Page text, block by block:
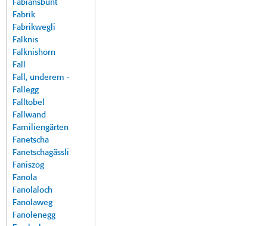
Fabiansbünt
Fabrik
Fabrikwegli
Falknis
Falknishorn
Fall
Fall, underem -
Fallegg
Falltobel
Fallwand
Familiengärten
Fanetscha
Fanetschagässli
Faniszog
Fanola
Fanolaloch
Fanolaweg
Fanolenegg